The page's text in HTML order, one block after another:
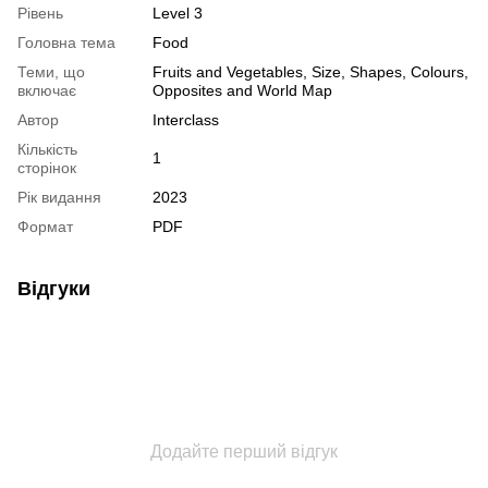
Рівень
Level 3
Головна тема
Food
Теми, що
включає
Fruits and Vegetables, Size, Shapes, Colours,
Opposites and World Map
Автор
Interclass
Кількість
сторінок
1
Рік видання
2023
Формат
PDF
Відгуки
Додайте перший відгук